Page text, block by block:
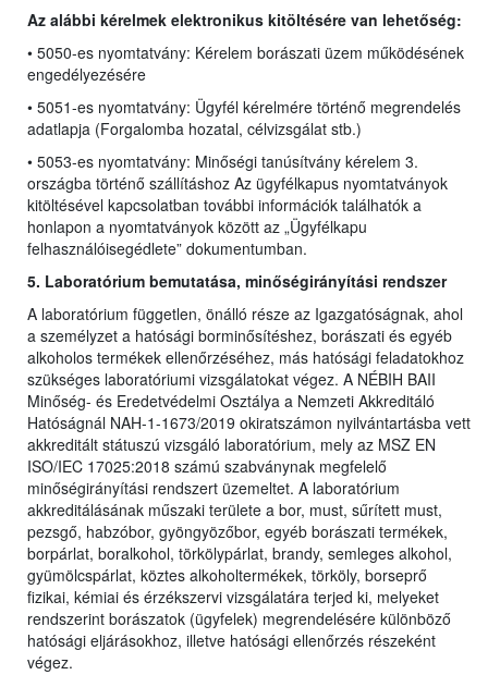
Az alábbi kérelmek elektronikus kitöltésére van lehetőség:
• 5050-es nyomtatvány: Kérelem borászati üzem működésének
engedélyezésére
• 5051-es nyomtatvány: Ügyfél kérelmére történő megrendelés
adatlapja (Forgalomba hozatal, célvizsgálat stb.)
• 5053-es nyomtatvány: Minőségi tanúsítvány kérelem 3.
országba történő szállításhoz Az ügyfélkapus nyomtatványok
kitöltésével kapcsolatban további információk találhatók a
honlapon a nyomtatványok között az „Ügyfélkapu
felhasználóisegédlete” dokumentumban.
5. Laboratórium bemutatása, minőségirányítási rendszer
A laboratórium független, önálló része az Igazgatóságnak, ahol
a személyzet a hatósági borminősítéshez, borászati és egyéb
alkoholos termékek ellenőrzéséhez, más hatósági feladatokhoz
szükséges laboratóriumi vizsgálatokat végez. A NÉBIH BAII
Minőség- és Eredetvédelmi Osztálya a Nemzeti Akkreditáló
Hatóságnál NAH-1-1673/2019 okiratszámon nyilvántartásba vett
akkreditált státuszú vizsgáló laboratórium, mely az MSZ EN
ISO/IEC 17025:2018 számú szabványnak megfelelő
minőségirányítási rendszert üzemeltet. A laboratórium
akkreditálásának műszaki területe a bor, must, sűrített must,
pezsgő, habzóbor, gyöngyözőbor, egyéb borászati termékek,
borpárlat, boralkohol, törkölypárlat, brandy, semleges alkohol,
gyümölcspárlat, köztes alkoholtermékek, törköly, borseprő
fizikai, kémiai és érzékszervi vizsgálatára terjed ki, melyeket
rendszerint borászatok (ügyfelek) megrendelésére különböző
hatósági eljárásokhoz, illetve hatósági ellenőrzés részeként
végez.